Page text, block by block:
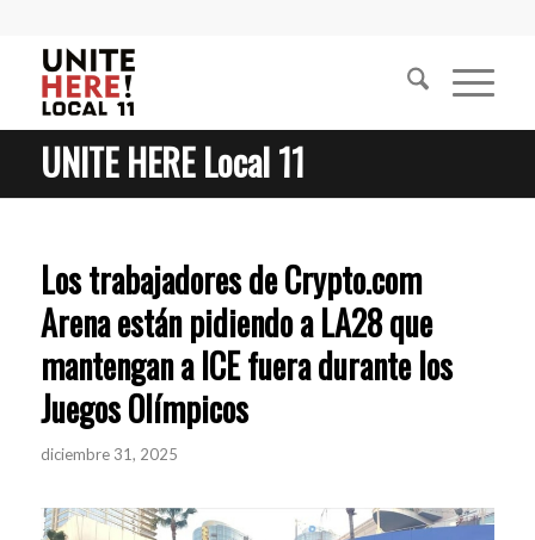
UNITE HERE Local 11
Los trabajadores de Crypto.com
Arena están pidiendo a LA28 que
mantengan a ICE fuera durante los
Juegos Olímpicos
diciembre 31, 2025